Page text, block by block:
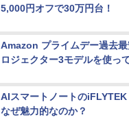
5,000円オフで30万円台！
Amazon プライムデー過去
ロジェクター3モデルを使っ
AIスマートノートの
なぜ魅力的なのか？